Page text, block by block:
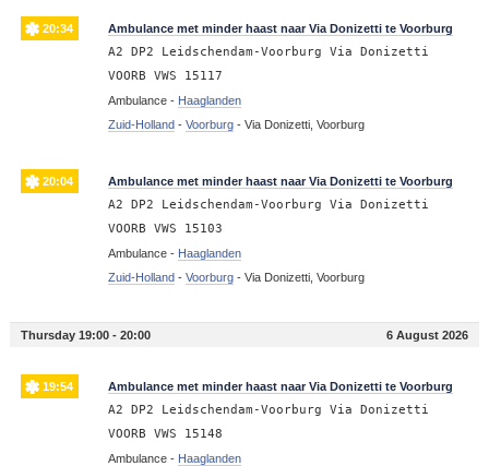
20:34 Ambulance met minder haast naar Via Donizetti te Voorburg
A2 DP2 Leidschendam-Voorburg Via Donizetti
VOORB VWS 15117
Ambulance - Haaglanden
Zuid-Holland- Voorburg- Via Donizetti, Voorburg
20:04 Ambulance met minder haast naar Via Donizetti te Voorburg
A2 DP2 Leidschendam-Voorburg Via Donizetti
VOORB VWS 15103
Ambulance - Haaglanden
Zuid-Holland- Voorburg- Via Donizetti, Voorburg
Thursday 19:00 - 20:00 6 August 2026
19:54 Ambulance met minder haast naar Via Donizetti te Voorburg
A2 DP2 Leidschendam-Voorburg Via Donizetti
VOORB VWS 15148
Ambulance - Haaglanden